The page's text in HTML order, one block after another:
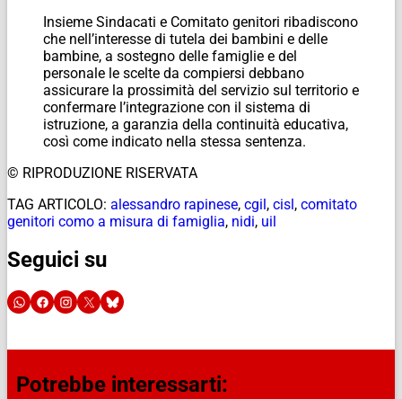
Insieme Sindacati e Comitato genitori ribadiscono
che nell’interesse di tutela dei bambini e delle
bambine, a sostegno delle famiglie e del
personale le scelte da compiersi debbano
assicurare la prossimità del servizio sul territorio e
confermare l’integrazione con il sistema di
istruzione, a garanzia della continuità educativa,
così come indicato nella stessa sentenza.
© RIPRODUZIONE RISERVATA
TAG ARTICOLO: alessandro rapinese, cgil, cisl, comitato
genitori como a misura di famiglia, nidi, uil
Seguici su
Potrebbe interessarti: